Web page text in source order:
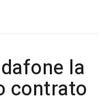
la
contrato